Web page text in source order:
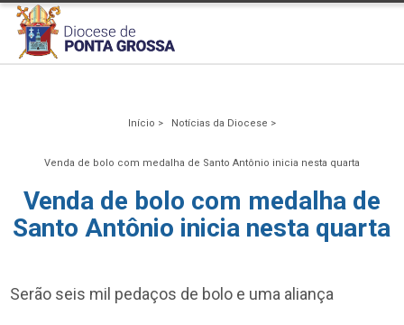
Início > Notícias da Diocese >
Venda de bolo com medalha de Santo Antônio inicia nesta quarta
Venda de bolo com medalha de
Santo Antônio inicia nesta quarta
Serão seis mil pedaços de bolo e uma aliança